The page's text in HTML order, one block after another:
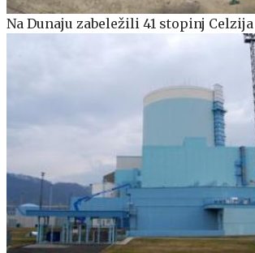
Na Dunaju zabeležili 41 stopinj Celzija